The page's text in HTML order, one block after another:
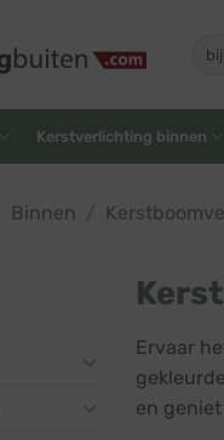
naar:
Kerstverlichting binnen
Binnen
Ervaar
en